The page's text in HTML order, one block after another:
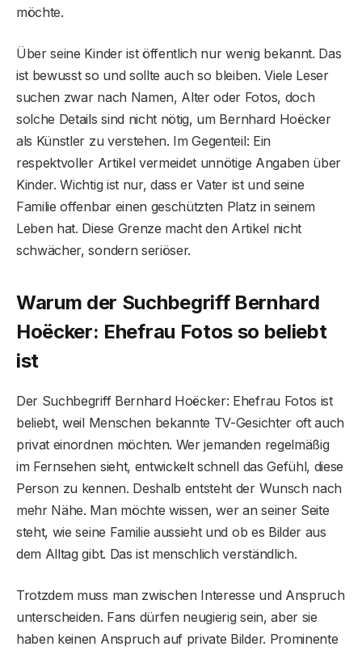
möchte.
Über seine Kinder ist öffentlich nur wenig bekannt. Das
ist bewusst so und sollte auch so bleiben. Viele Leser
suchen zwar nach Namen, Alter oder Fotos, doch
solche Details sind nicht nötig, um Bernhard Hoëcker
als Künstler zu verstehen. Im Gegenteil: Ein
respektvoller Artikel vermeidet unnötige Angaben über
Kinder. Wichtig ist nur, dass er Vater ist und seine
Familie offenbar einen geschützten Platz in seinem
Leben hat. Diese Grenze macht den Artikel nicht
schwächer, sondern seriöser.
Warum der Suchbegriff Bernhard
Hoëcker: Ehefrau Fotos so beliebt
ist
Der Suchbegriff Bernhard Hoëcker: Ehefrau Fotos ist
beliebt, weil Menschen bekannte TV-Gesichter oft auch
privat einordnen möchten. Wer jemanden regelmäßig
im Fernsehen sieht, entwickelt schnell das Gefühl, diese
Person zu kennen. Deshalb entsteht der Wunsch nach
mehr Nähe. Man möchte wissen, wer an seiner Seite
steht, wie seine Familie aussieht und ob es Bilder aus
dem Alltag gibt. Das ist menschlich verständlich.
Trotzdem muss man zwischen Interesse und Anspruch
unterscheiden. Fans dürfen neugierig sein, aber sie
haben keinen Anspruch auf private Bilder. Prominente